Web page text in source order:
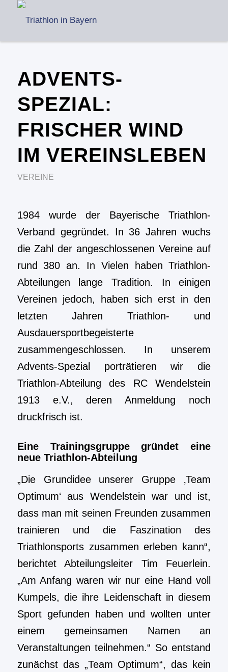
ADVENTS-
SPEZIAL:
FRISCHER WIND
IM VEREINSLEBEN
VEREINE
1984 wurde der Bayerische Triathlon-
Verband gegründet. In 36 Jahren wuchs
die Zahl der angeschlossenen Vereine auf
rund 380 an. In Vielen haben Triathlon-
Abteilungen lange Tradition. In einigen
Vereinen jedoch, haben sich erst in den
letzten Jahren Triathlon- und
Ausdauersportbegeisterte
zusammengeschlossen. In unserem
Advents-Spezial porträtieren wir die
Triathlon-Abteilung des RC Wendelstein
1913 e.V., deren Anmeldung noch
druckfrisch ist.
Eine Trainingsgruppe gründet eine
neue Triathlon-Abteilung
„Die Grundidee unserer Gruppe ‚Team
Optimum‘ aus Wendelstein war und ist,
dass man mit seinen Freunden zusammen
trainieren und die Faszination des
Triathlonsports zusammen erleben kann“,
berichtet Abteilungsleiter Tim Feuerlein.
„Am Anfang waren wir nur eine Hand voll
Kumpels, die ihre Leidenschaft in diesem
Sport gefunden haben und wollten unter
einem gemeinsamen Namen an
Veranstaltungen teilnehmen.“ So entstand
zunächst das „Team Optimum“, das kein